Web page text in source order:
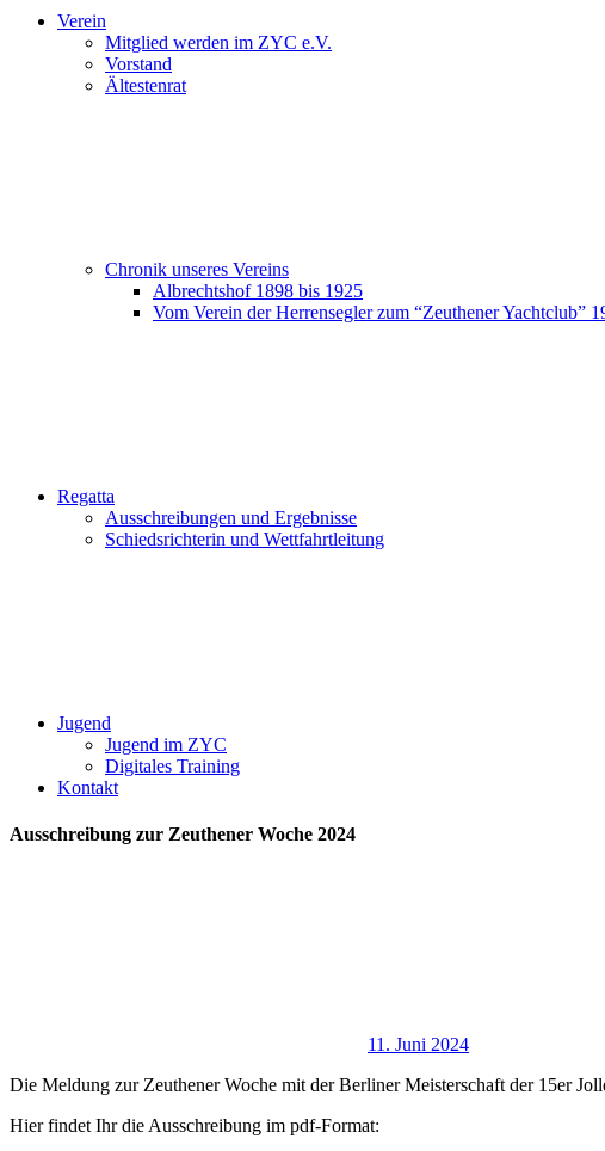
Verein
Mitglied werden im ZYC e.V.
Vorstand
Ältestenrat
Chronik unseres Vereins
Albrechtshof 1898 bis 1925
Vom Verein der Herrensegler zum “Zeuthener Yachtclub”
Regatta
Ausschreibungen und Ergebnisse
Schiedsrichterin und Wettfahrtleitung
Jugend
Jugend im ZYC
Digitales Training
Kontakt
Ausschreibung zur Zeuthener Woche 2024
11. Juni 2024
Die Meldung zur Zeuthener Woche mit der Berliner Meisterschaft der 15er
Hier findet Ihr die Ausschreibung im pdf-Format: